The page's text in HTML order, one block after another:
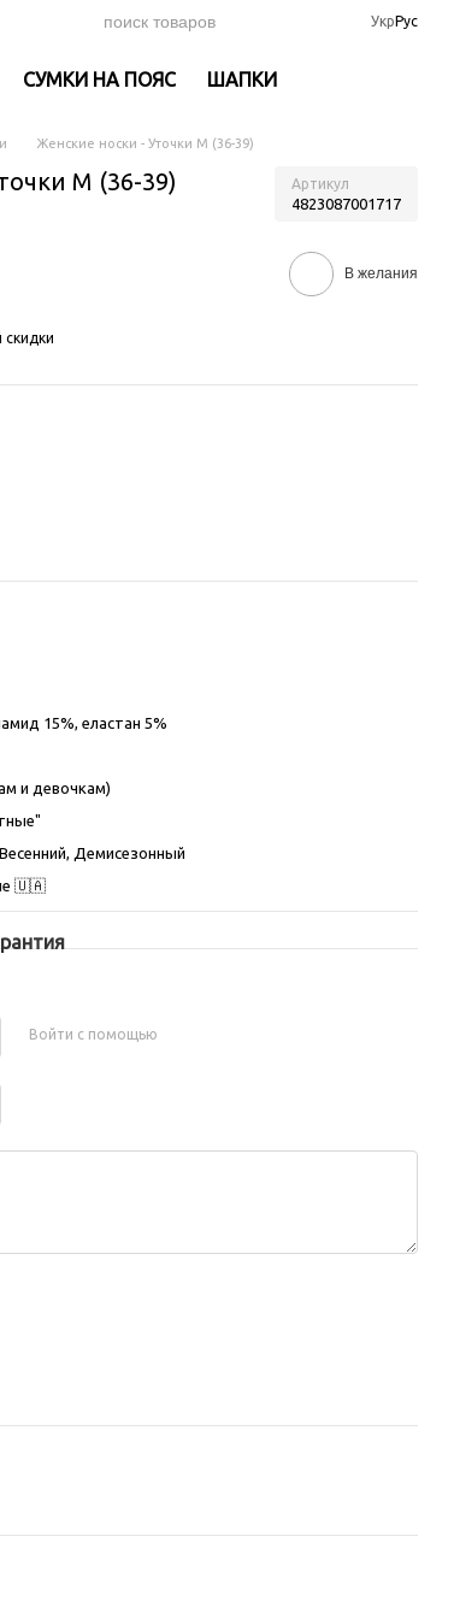
УкрРус
СУМКИ НА ПОЯС ШАПКИ
Женские носки - Уточки M (36-39)
M (36-39) Артикул
4823087001717
В желания
15%, еластан 5%
и девочкам)
Демисезонный
🇺🇦
Войти с помощью